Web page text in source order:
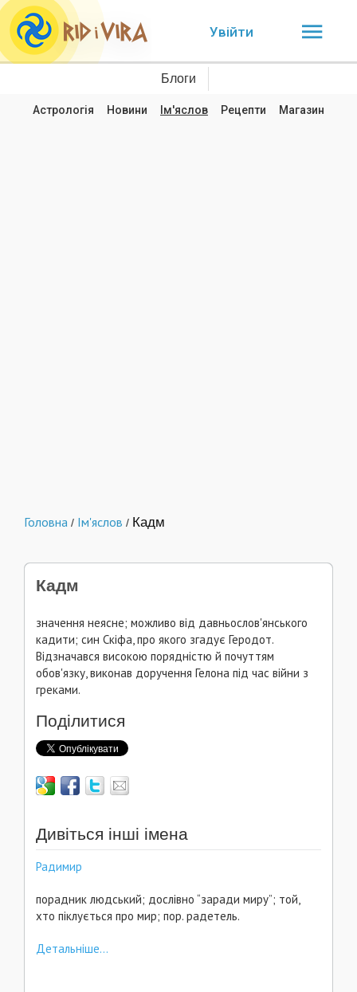
Увійти
Блоги
Астрологія Новини Ім'яслов Рецепти Магазин
Головна / Ім'яслов / Кадм
Кадм
значення неясне; можливо від давньослов'янського
кадити; син Скіфа, про якого згадує Геродот.
Відзначався високою порядністю й почуттям
обов'язку, виконав доручення Гелона під час війни з
греками.
Поділитися
Дивіться інші імена
Радимир
порадник людський; дослівно “заради миру”; той,
хто піклується про мир; пор. радетель.
Детальніше...